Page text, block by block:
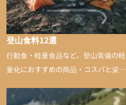
登山食料12選
行動食・軽量食品など、登山装備の軽
量化におすすめの商品・コスパと栄養